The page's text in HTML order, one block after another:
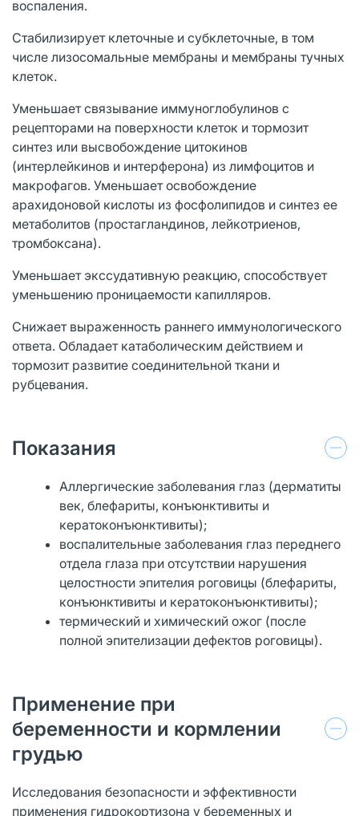
воспаления.
Стабилизирует клеточные и субклеточные, в том
числе лизосомальные мембраны и мембраны тучных
клеток.
Уменьшает связывание иммуноглобулинов с
рецепторами на поверхности клеток и тормозит
синтез или высвобождение цитокинов
(интерлейкинов и интерферона) из лимфоцитов и
макрофагов. Уменьшает освобождение
арахидоновой кислоты из фосфолипидов и синтез ее
метаболитов (простагландинов, лейкотриенов,
тромбоксана).
Уменьшает экссудативную реакцию, способствует
уменьшению проницаемости капилляров.
Снижает выраженность раннего иммунологического
ответа. Обладает катаболическим действием и
тормозит развитие соединительной ткани и
рубцевания.
Показания
Аллергические заболевания глаз (дерматиты
век, блефариты, конъюнктивиты и
кератоконъюнктивиты);
воспалительные заболевания глаз переднего
отдела глаза при отсутствии нарушения
целостности эпителия роговицы (блефариты,
конъюнктивиты и кератоконъюнктивиты);
термический и химический ожог (после
полной эпителизации дефектов роговицы).
Применение при
беременности и кормлении
грудью
Исследования безопасности и эффективности
применения гидрокортизона у беременных и